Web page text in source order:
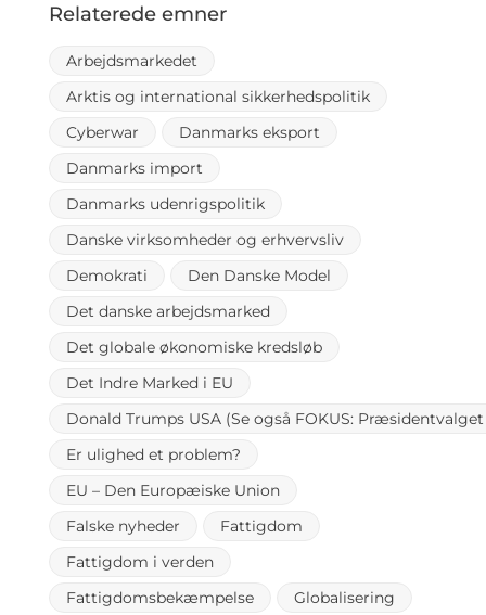
Relaterede emner
Arbejdsmarkedet
Arktis og international sikkerhedspolitik
Cyberwar
Danmarks eksport
Danmarks import
Danmarks udenrigspolitik
Danske virksomheder og erhvervsliv
Demokrati
Den Danske Model
Det danske arbejdsmarked
Det globale økonomiske kredsløb
Det Indre Marked i EU
Donald Trumps USA (Se også FOKUS:
Er ulighed et problem?
EU – Den Europæiske Union
Falske nyheder
Fattigdom
Fattigdom i verden
Fattigdomsbekæmpelse
Globalisering